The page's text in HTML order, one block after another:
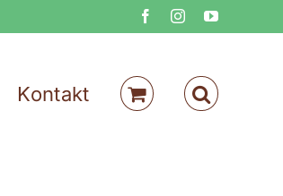
FacebookInstagramYouTube
Kontakt